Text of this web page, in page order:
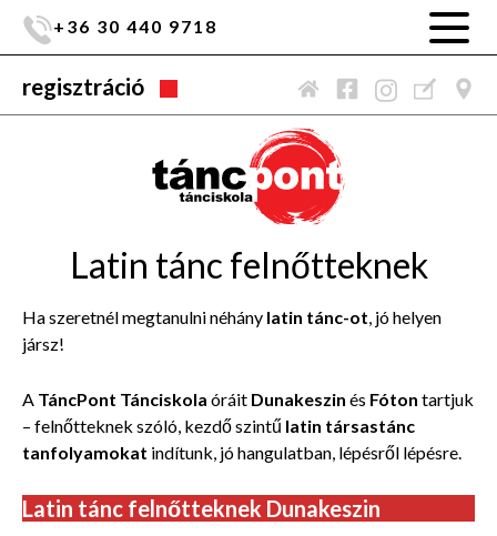
+36 30 440 9718
regisztráció
Latin tánc felnőtteknek
Ha szeretnél megtanulni néhány latin tánc-ot, jó helyen
jársz!
A TáncPont Tánciskola óráit Dunakeszin és Fóton tartjuk
– felnőtteknek szóló, kezdő szintű latin társastánc
tanfolyamokat indítunk, jó hangulatban, lépésről lépésre.
Latin tánc felnőtteknek Dunakeszin